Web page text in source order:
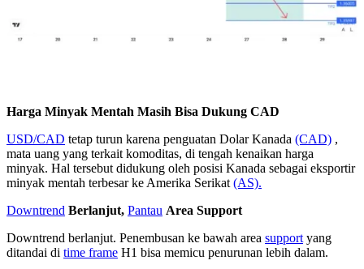
Harga Minyak Mentah Masih Bisa Dukung CAD
USD/CAD tetap turun karena penguatan Dolar Kanada (CAD) ,
mata uang yang terkait komoditas, di tengah kenaikan harga
minyak. Hal tersebut didukung oleh posisi Kanada sebagai eksportir
minyak mentah terbesar ke Amerika Serikat (AS).
Downtrend Berlanjut, Pantau Area Support
Downtrend berlanjut. Penembusan ke bawah area support yang
ditandai di time frame H1 bisa memicu penurunan lebih dalam.